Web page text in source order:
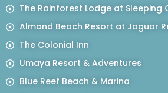
The Rainforest Lodge at Sleeping
Almond Beach Resort at Jaguar
The Colonial Inn
Umaya Resort & Adventures
Blue Reef Beach & Marina